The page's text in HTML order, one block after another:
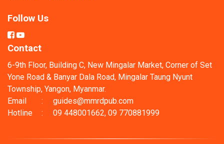
Follow Us
Contact
6-9th Floor, Building C, New Mingalar Market, Corner of Set
Yone Road & Banyar Dala Road, Mingalar Taung Nyunt
Township, Yangon, Myanmar.
Email
:
guides@mmrdpub.com
Hotline
: 09 448001662, 09 770881999